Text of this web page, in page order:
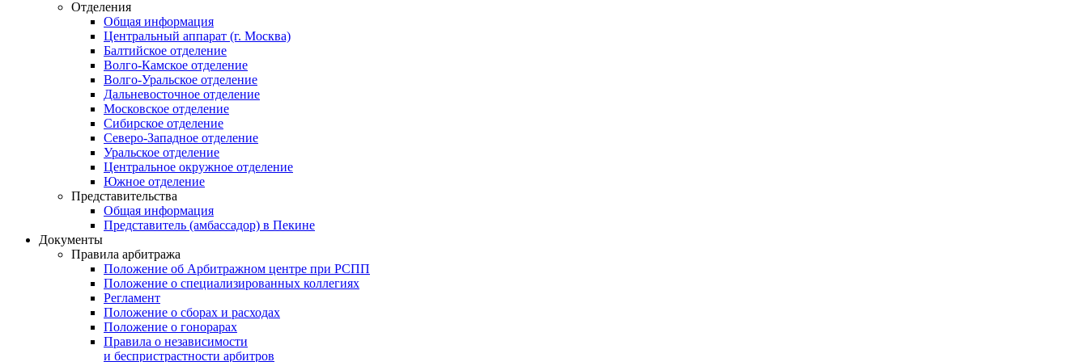
Отделения
Общая информация
Центральный аппарат (г. Москва)
Балтийское отделение
Волго-Камское отделение
Волго-Уральское отделение
Дальневосточное отделение
Московское отделение
Сибирское отделение
Северо-Западное отделение
Уральское отделение
Центральное окружное отделение
Южное отделение
Представительства
Общая информация
Представитель (амбассадор) в Пекине
Документы
Правила арбитража
Положение об Арбитражном центре при РСПП
Положение о специализированных коллегиях
Регламент
Положение о сборах и расходах
Положение о гонорарах
Правила о независимости
и беспристрастности арбитров